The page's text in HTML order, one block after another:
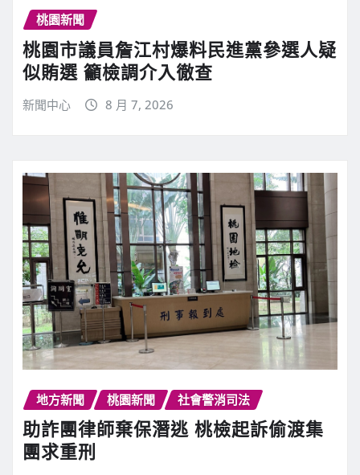
桃園新聞
桃園市議員詹江村爆料民進黨參選人疑
似賄選 籲檢調介入徹查
新聞中心 8 月 7, 2026
地方新聞 桃園新聞 社會警消司法
助詐團律師棄保潛逃 桃檢起訴偷渡集
團求重刑